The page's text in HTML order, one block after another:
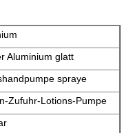
Aluminium glatt
spraye
Zufuhr-Lotions-Pumpe